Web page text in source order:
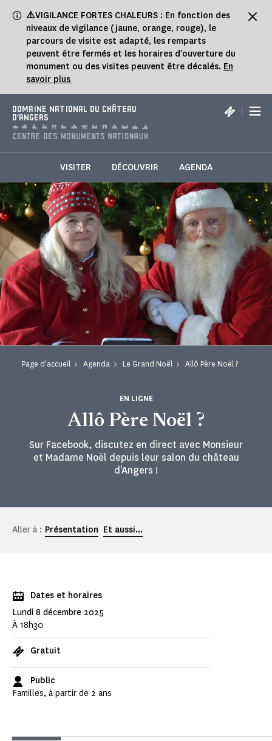
⚠️VIGILANCE FORTES CHALEURS : En fonction des
niveaux de vigilance (jaune, orange, rouge), le
parcours de visite est adapté, les remparts
peuvent être fermés et les horaires d'ouverture du
monument ou des visites peuvent être décalés. En
savoir plus
DOMAINE NATIONAL DU CHÂTEAU
D'ANGERS
|
VISITER DÉCOUVRIR AGENDA
Page d'accueil Agenda Le Grand Noël Allô Père Noël ?
Allô Père Noël ?
EN LIGNE
Sur Facebook, discutez en direct avec Monsieur
et Madame Noël depuis leur salon du château
d'Angers !
Aller à : Présentation Et aussi...
Dates et horaires
Lundi 8 décembre 2025
À 18h30
Gratuit
Public
Familles, à partir de 2 ans